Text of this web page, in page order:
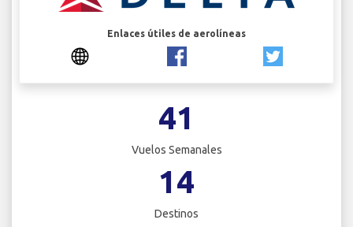
Enlaces útiles de aerolíneas
41
Vuelos Semanales
14
Destinos